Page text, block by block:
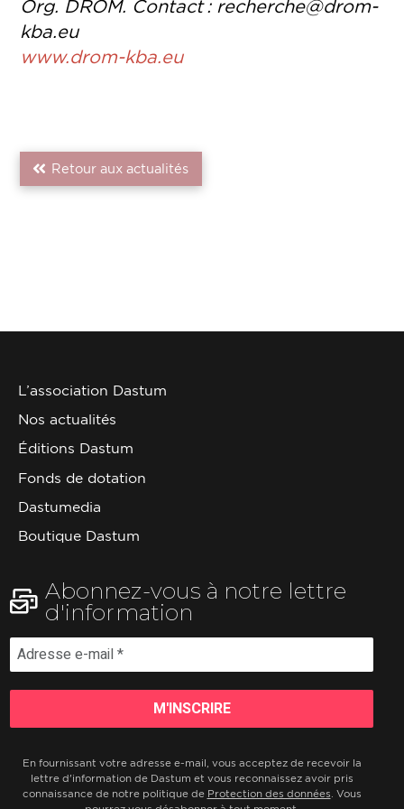
Org. DROM. Contact : recherche@drom-
kba.eu
www.drom-kba.eu
Retour aux actualités
L’association Dastum
Nos actualités
Éditions Dastum
Fonds de dotation
Dastumedia
Boutique Dastum
Abonnez-vous à notre lettre
d'information
En fournissant votre adresse e-mail, vous acceptez de recevoir la
lettre d'information de Dastum et vous reconnaissez avoir pris
connaissance de notre politique de Protection des données. Vous